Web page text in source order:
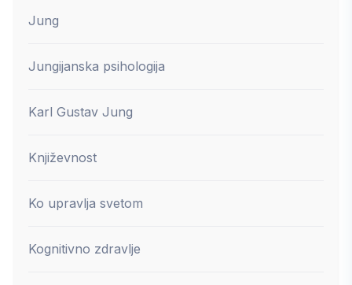
Jung
Jungijanska psihologija
Karl Gustav Jung
Književnost
Ko upravlja svetom
Kognitivno zdravlje